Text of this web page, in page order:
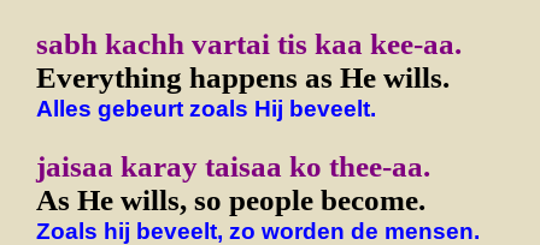
sabh kachh vartai tis kaa kee-aa.
Everything happens as He wills.
Alles gebeurt zoals Hij beveelt.
jaisaa karay taisaa ko thee-aa.
As He wills, so people become.
Zoals hij beveelt, zo worden de mensen.